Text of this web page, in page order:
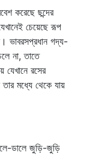
করেছে ছন্দের
চেয়েছে রূপ
ভাবরসপ্রধান গদ্য-
না, তাতে
রসের
তার মধ্যে থেকে যায়
ডালে জুড়ি-জুড়ি